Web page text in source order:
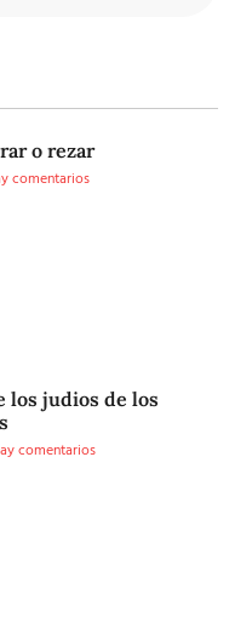
o rezar
comentarios
los judios de los
comentarios